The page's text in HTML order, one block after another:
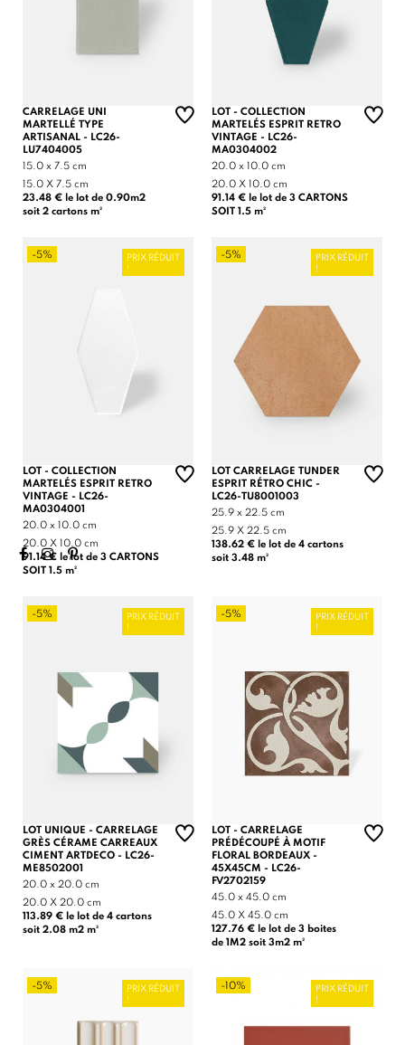
CARRELAGE UNI
MARTELLÉ TYPE
ARTISANAL - LC26-
LU7404005
15.0 x 7.5 cm
15.0 X 7.5 cm
23.48 € le lot de 0.90m2
soit 2 cartons m²
LOT - COLLECTION
MARTELÉS ESPRIT RETRO
VINTAGE - LC26-
MA0304002
20.0 x 10.0 cm
20.0 X 10.0 cm
91.14 € le lot de 3 CARTONS
SOIT 1.5 m²
-5%
PRIX RÉDUIT
!
LOT - COLLECTION
MARTELÉS ESPRIT RETRO
VINTAGE - LC26-
MA0304001
20.0 x 10.0 cm
20.0 X 10.0 cm
91.14 € le lot de 3 CARTONS
SOIT 1.5 m²
-5%
PRIX RÉDUIT
!
LOT CARRELAGE TUNDER
ESPRIT RÉTRO CHIC -
LC26-TU8001003
25.9 x 22.5 cm
25.9 X 22.5 cm
138.62 € le lot de 4 cartons
soit 3.48 m²
-5%
PRIX RÉDUIT
!
LOT UNIQUE - CARRELAGE
GRÈS CÉRAME CARREAUX
CIMENT ARTDECO - LC26-
ME8502001
20.0 x 20.0 cm
20.0 X 20.0 cm
113.89 € le lot de 4 cartons
soit 2.08 m2 m²
-5%
PRIX RÉDUIT
!
LOT - CARRELAGE
PRÉDÉCOUPÉ À MOTIF
FLORAL BORDEAUX -
45X45CM - LC26-
FV2702159
45.0 x 45.0 cm
45.0 X 45.0 cm
127.76 € le lot de 3 boites
de 1M2 soit 3m2 m²
-5%
PRIX RÉDUIT
!
-10%
PRIX RÉDUIT
!